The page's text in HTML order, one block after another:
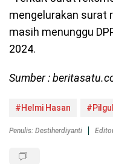
mengelurakan surat
masih menunggu
2024.
Sumber :
#Helmi Hasan
Penulis: Destiherdiyanti